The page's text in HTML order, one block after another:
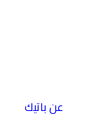
عن باتيك